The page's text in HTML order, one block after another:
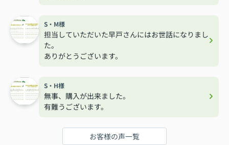
S・M様
担当していただいた早戸さんにはお世話になりまし
た。
ありがとうございます。
S・H様
無事、購入が出来ました。
有難うございます。
お客様の声一覧